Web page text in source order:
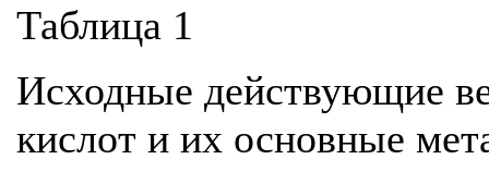
Таблица 1
Исходные действующие
кислот и их основные